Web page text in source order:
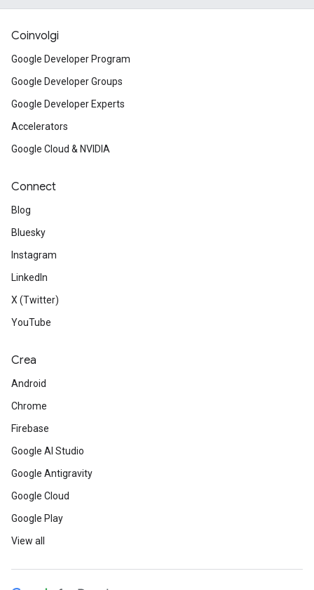
Coinvolgi
Google Developer Program
Google Developer Groups
Google Developer Experts
Accelerators
Google Cloud & NVIDIA
Connect
Blog
Bluesky
Instagram
LinkedIn
X (Twitter)
YouTube
Crea
Android
Chrome
Firebase
Google AI Studio
Google Antigravity
Google Cloud
Google Play
View all